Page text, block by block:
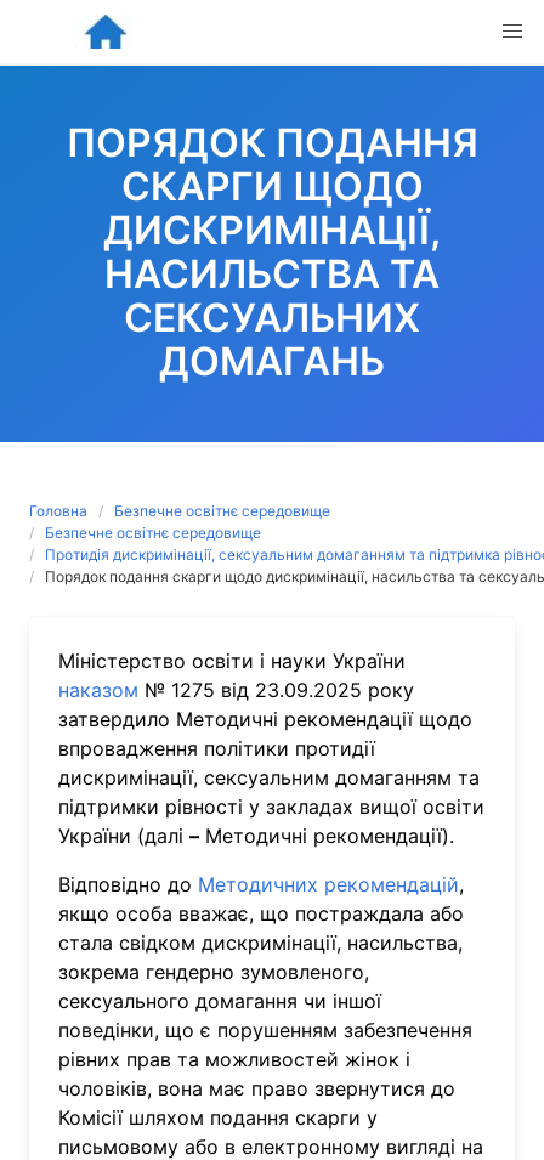
content
ПОРЯДОК ПОДАННЯ
СКАРГИ ЩОДО
ДИСКРИМІНАЦІЇ,
НАСИЛЬСТВА ТА
СЕКСУАЛЬНИХ
ДОМАГАНЬ
Головна
Безпечне освітнє середовище
Безпечне освітнє середовище
Протидія дискримінації, сексуальним домаганням та підтримка
Порядок подання скарги щодо дискримінації, насильства та
Міністерство освіти і науки України
наказом № 1275 від 23.09.2025 року
затвердило Методичні рекомендації щодо
впровадження політики протидії
дискримінації, сексуальним домаганням та
підтримки рівності у закладах вищої освіти
України (далі – Методичні рекомендації).
Відповідно до Методичних рекомендацій,
якщо особа вважає, що постраждала або
стала свідком дискримінації, насильства,
зокрема гендерно зумовленого,
сексуального домагання чи іншої
поведінки, що є порушенням забезпечення
рівних прав та можливостей жінок і
чоловіків, вона має право звернутися до
Комісії шляхом подання скарги у
письмовому або в електронному вигляді на